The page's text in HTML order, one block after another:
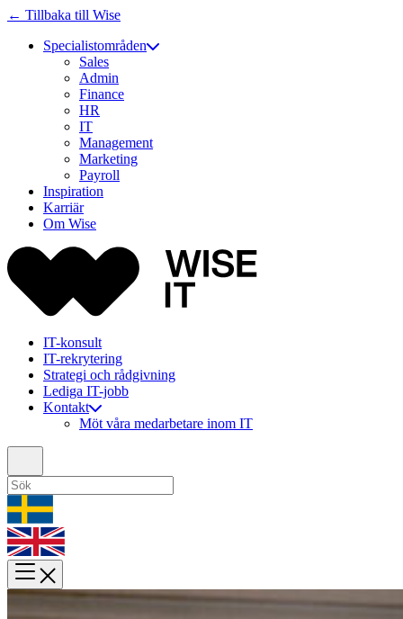
← Tillbaka till Wise
Specialistområden
Sales
Admin
Finance
HR
IT
Management
Marketing
Payroll
Inspiration
Karriär
Om Wise
IT-konsult
IT-rekrytering
Strategi och rådgivning
Lediga IT-jobb
Kontakt
Möt våra medarbetare inom IT